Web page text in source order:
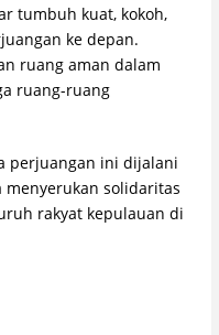
tumbuh kuat, kokoh,
ke depan.
ruang aman dalam
ruang-ruang
perjuangan ini dijalani
solidaritas
rakyat kepulauan di